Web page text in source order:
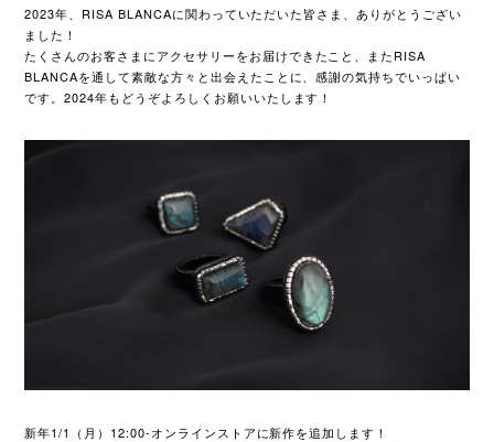
2023年、RISA BLANCAに関わっていただいた皆さま、ありがとうござい
ました！
たくさんのお客さまにアクセサリーをお届けできたこと、またRISA
BLANCAを通して素敵な方々と出会えたことに、感謝の気持ちでいっぱい
です。2024年もどうぞよろしくお願いいたします！
新年1/1（月）12:00-オンラインストアに新作を追加します！